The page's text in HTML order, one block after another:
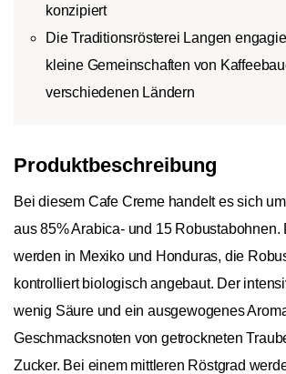
konzipiert
Die Traditionsrösterei Langen
kleine Gemeinschaften von
verschiedenen Ländern
Produktbeschreibung
Bei diesem Cafe Creme handelt es sich
aus 85% Arabica- und 15 Robustabohnen.
werden in Mexiko und Honduras, die
kontrolliert biologisch angebaut. Der
wenig Säure und ein ausgewogenes
Geschmacksnoten von getrockneten
Zucker. Bei einem mittleren Röstgrad